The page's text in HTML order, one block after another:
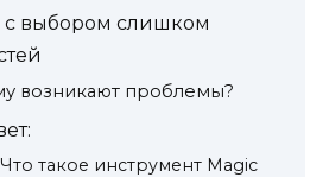
выбором слишком
возникают проблемы?
Что такое инструмент Magic